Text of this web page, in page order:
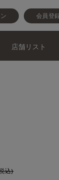
会員登
店舗リスト
込)